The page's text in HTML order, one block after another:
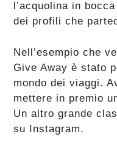
l’acquolina in
dei profili che
Nell’esempio che
Give Away è stato
mondo dei viaggi.
mettere in premio
Un altro grande
su Instagram.